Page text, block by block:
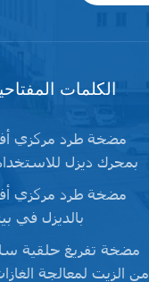
الكلمات
مضخة طرد مركزي
بمحرك ديزل
مضخة طرد مركزي
بالديزل في
مضخة تفريغ حلقية
من الزيت لمعالجة